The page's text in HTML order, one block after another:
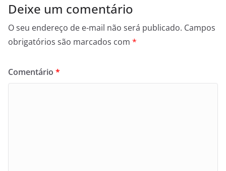
Deixe um comentário
O seu endereço de e-mail não será publicado. Campos
obrigatórios são marcados com *
Comentário *